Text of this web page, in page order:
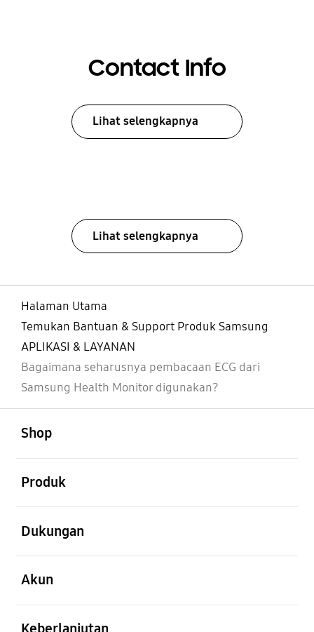
Contact Info
Lihat selengkapnya
Lihat selengkapnya
Halaman Utama
Temukan Bantuan & Support Produk Samsung
APLIKASI & LAYANAN
Bagaimana seharusnya pembacaan ECG dari
Samsung Health Monitor digunakan?
Shop
Produk
Dukungan
Akun
Keberlanjutan